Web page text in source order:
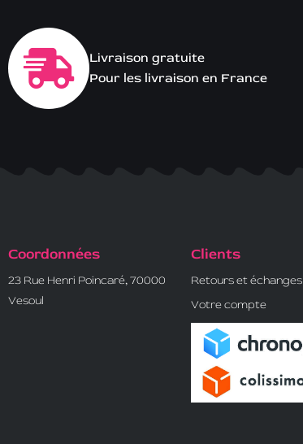
Livraison gratuite
Pour les livraison en France
Coordonnées
23 Rue Henri Poincaré, 70000
Vesoul
Clients
Retours et échanges
Votre compte